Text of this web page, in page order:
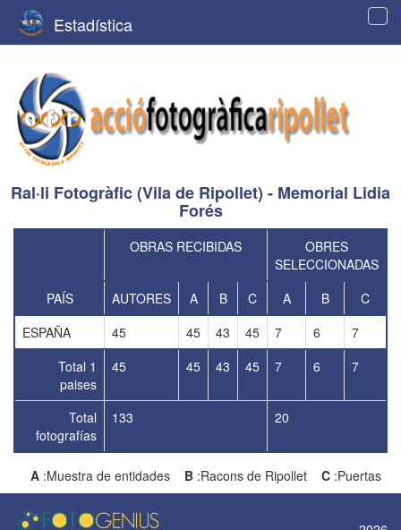
Estadística
Ral·li Fotogràfic (Vila de Ripollet) - Memorial Lidia
Forés
OBRAS RECIBIDAS
OBRES
SELECCIONADAS
PAÍS
AUTORES A B C A B
C
ESPAÑA
45 45 43 45 7 6
7
Total 1
paises
45 45 43 45 7 6 7
Total
fotografías
133 20
A :Muestra de entidades B :Racons de Ripollet C :Puertas